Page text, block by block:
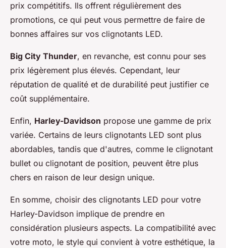
prix compétitifs. Ils offrent régulièrement des
promotions, ce qui peut vous permettre de faire de
bonnes affaires sur vos clignotants LED.
Big City Thunder, en revanche, est connu pour ses
prix légèrement plus élevés. Cependant, leur
réputation de qualité et de durabilité peut justifier ce
coût supplémentaire.
Enfin, Harley-Davidson propose une gamme de prix
variée. Certains de leurs clignotants LED sont plus
abordables, tandis que d'autres, comme le clignotant
bullet ou clignotant de position, peuvent être plus
chers en raison de leur design unique.
En somme, choisir des clignotants LED pour votre
Harley-Davidson implique de prendre en
considération plusieurs aspects. La compatibilité avec
votre moto, le style qui convient à votre esthétique, la